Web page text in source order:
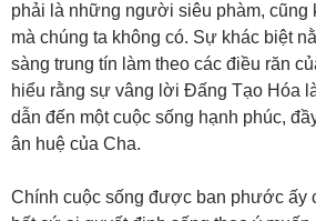
phải là những người siêu phàm, cũng
mà chúng ta không có. Sự khác biệt
sàng trung tín làm theo các điều răn
hiểu rằng sự vâng lời Đấng Tạo Hóa
dẫn đến một cuộc sống hạnh phúc,
ân huệ của Cha.
Chính cuộc sống được ban phước ấy